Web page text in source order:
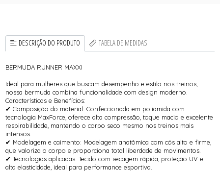
DESCRIÇÃO DO PRODUTO TABELA DE MEDIDAS
BERMUDA RUNNER MAXXI
Ideal para mulheres que buscam desempenho e estilo nos treinos,
nossa bermuda combina funcionalidade com design moderno.
Características e Benefícios:
✔ Composição do material: Confeccionada em poliamida com
tecnologia MaxForce, oferece alta compressão, toque macio e excelente
respirabilidade, mantendo o corpo seco mesmo nos treinos mais
intensos.
✔ Modelagem e caimento: Modelagem anatômica com cós alto e firme,
que valoriza o corpo e proporciona total liberdade de movimentos.
✔ Tecnologias aplicadas: Tecido com secagem rápida, proteção UV e
alta elasticidade, ideal para performance esportiva.